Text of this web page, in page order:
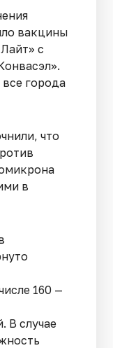
вакцины
с
города
что
в
160 —
В случае